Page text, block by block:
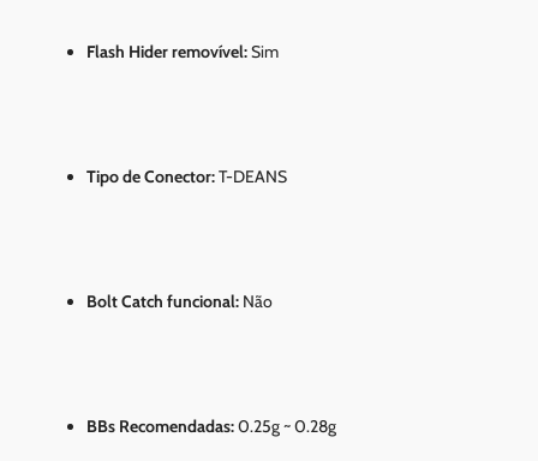
Flash Hider removível:Sim
Tipo de Conector:T-DEANS
Bolt Catch funcional: Não
BBs Recomendadas:0.25g ~ 0.28g